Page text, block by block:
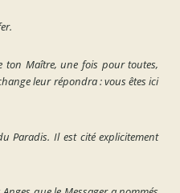
ton Maître, une fois pour toutes,
leur répondra : vous êtes ici
Paradis. Il est cité explicitement